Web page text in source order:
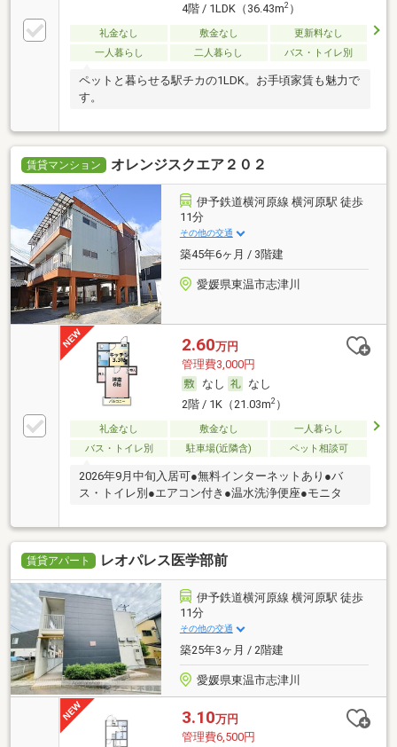
4階 / 1LDK（36.43m2）
礼金なし 敷金なし
更新料なし
一人暮らし
二人暮らし バス・トイレ別
ペットと暮らせる駅チカの1LDK。お手頃家賃も魅力で
す。
賃貸マンション オレンジスクエア２０２
伊予鉄道横河原線 横河原駅 徒歩
11分
その他の交通
築45年6ヶ月 / 3階建
愛媛県東温市志津川
2.60万円
管理費3,000円
なし
なし
2階 / 1K（21.03m2）
礼金なし 敷金なし
一人暮らし
バス・トイレ別
駐車場(近隣含) ペット相談可
2026年9月中旬入居可●無料インターネットあり●バ
ス・トイレ別●エアコン付き●温水洗浄便座●モニタ
賃貸アパート レオパレス医学部前
伊予鉄道横河原線 横河原駅 徒歩
11分
その他の交通
築25年3ヶ月 / 2階建
愛媛県東温市志津川
3.10万円
管理費6,500円